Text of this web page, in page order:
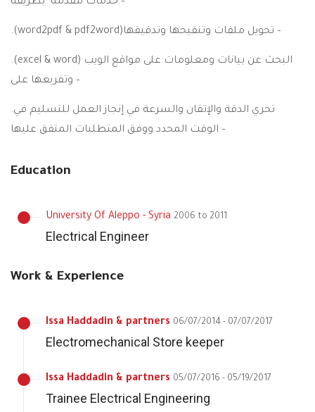
.(word2pdf & pdf2word)تحويل ملفات وتنقيحها وتدقيقها –
.(excel & word) البحث عن بيانات ومعلومات على مواقع الويب
وتفريغها على –
.تحري الدقة والإتقان والسرعة في إنجاز العمل للتسليم في
الوقت المحدد ووفق المتطلبات المتفق عليها –
Education
University Of Aleppo - Syria 2006 to 2011
Electrical Engineer
Work & Experience
Issa Haddadin & partners 06/07/2014 - 07/07/2017
Electromechanical Store keeper
Issa Haddadin & partners 05/07/2016 - 05/19/2017
Trainee Electrical Engineering